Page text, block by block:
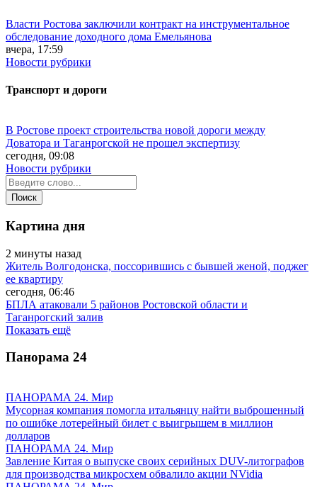
Власти Ростова заключили контракт на инструментальное
обследование доходного дома Емельянова
вчера, 17:59
Новости рубрики
Транспорт и дороги
В Ростове проект строительства новой дороги между
Доватора и Таганрогской не прошел экспертизу
сегодня, 09:08
Новости рубрики
Картина дня
2 минуты назад
Житель Волгодонска, поссорившись с бывшей женой, поджег
ее квартиру
сегодня, 06:46
БПЛА атаковали 5 районов Ростовской области и
Таганрогский залив
Показать ещё
Панорама 24
ПАНОРАМА 24. Мир
Мусорная компания помогла итальянцу найти выброшенный
по ошибке лотерейный билет с выигрышем в миллион
долларов
ПАНОРАМА 24. Мир
Завление Китая о выпуске своих серийных DUV-литографов
для производства микросхем обвалило акции NVidia